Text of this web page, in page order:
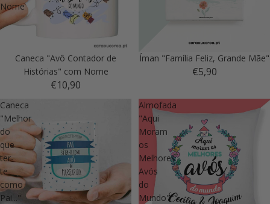
Nome
Caneca "Avô Contador de
Histórias" com Nome
€10,90
Íman "Família Feliz, Grande Mãe"
€5,90
Caneca
"Melhor
do
que
ter-
te
como
Pai..."
Almofada
"Aqui
Moram
os
Melhores
Avós
do
Mundo"